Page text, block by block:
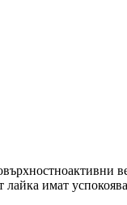
лайка имат